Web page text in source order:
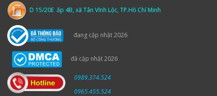
D 15/20E ấp 4B, xã Tân Vĩnh Lộc, TP.Hồ Chí Minh
đang cập nhật 2026
đã cập nhật 2026
0989.374.524
0965.455.524